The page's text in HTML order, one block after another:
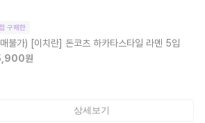
구매한
불가) [이치란] 돈코츠 하카타스타일 라멘 5입
원
상세보기